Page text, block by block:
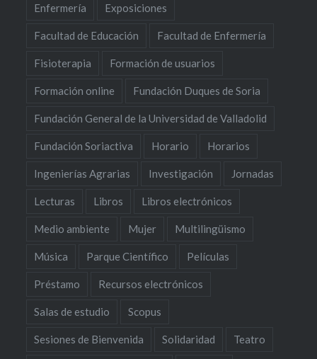
Enfermería Exposiciones
Facultad de Educación Facultad de Enfermería
Fisioterapia Formación de usuarios
Formación online Fundación Duques de Soria
Fundación General de la Universidad de Valladolid
Fundación Soriactiva Horario Horarios
Ingenierías Agrarias Investigación Jornadas
Lecturas Libros Libros electrónicos
Medio ambiente Mujer Multilingüismo
Música Parque Científico Películas
Préstamo Recursos electrónicos
Salas de estudio Scopus
Sesiones de Bienvenida Solidaridad Teatro